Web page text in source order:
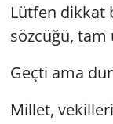
Lütfen dikkat
sözcüğü, tam
Geçti ama
Millet,